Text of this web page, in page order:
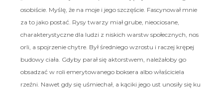
osobiście. Myślę, że na moje i jego szczęście. Fascynował mnie
za to jako postać. Rysy twarzy miał grube, nieociosane,
charakterystyczne dla ludzi z niskich warstw społecznych, nos
orli, a spojrzenie chytre. Był średniego wzrostu i raczej krępej
budowy ciała. Gdyby parał się aktorstwem, należałoby go
obsadzać w roli emerytowanego boksera albo właściciela
rzeźni. Nawet gdy się uśmiechał, a kąciki jego ust unosiły się ku